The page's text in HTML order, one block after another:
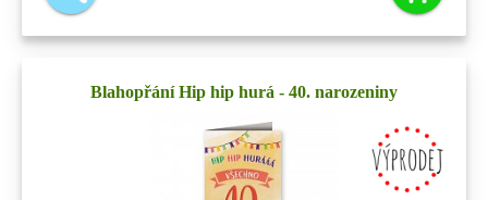
Blahopřání Hip hip hurá - 40. narozeniny